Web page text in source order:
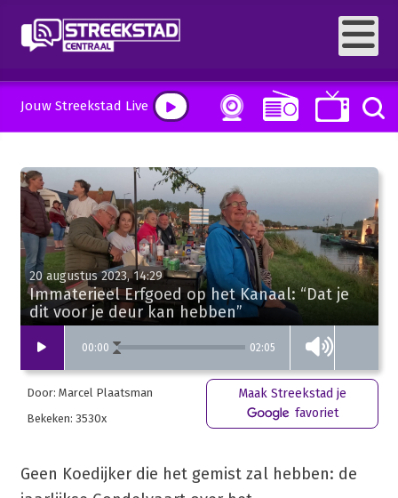
Jouw Streekstad Live
00:00 02:05
20 augustus 2023, 14:29
Immaterieel Erfgoed op het Kanaal: “Dat je
dit voor je deur kan hebben”
Door: Marcel Plaatsman
Bekeken: 3530x
Maak Streekstad je
favoriet
Geen Koedijker die het gemist zal hebben: de